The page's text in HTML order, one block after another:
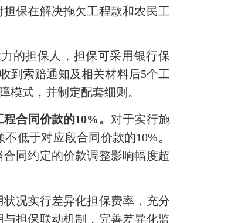
保在解决拖欠工程款和农民工
的担保人，担保可采用银行保
到索赔通知及相关材料后5个工
模式，并制定配套细则。
合同价款的10%。 对于实行施
低于对应段合同价款的10%。
同约定的价款调整影响幅度超
况实行差异化担保费率，充分
担保联动机制，完善差异化监